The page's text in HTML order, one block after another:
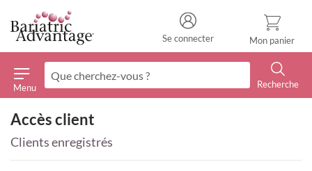
Menu
Recherche
Mon panier
Se connecter
Accès client
Clients enregistrés